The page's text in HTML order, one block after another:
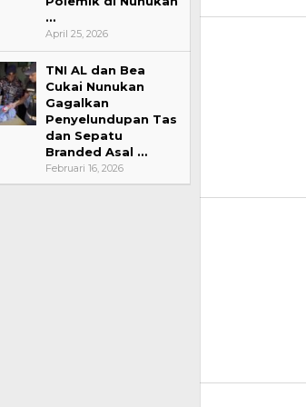
…
April 25, 2026
TNI AL dan Bea
Cukai Nunukan
Gagalkan
Penyelundupan Tas
dan Sepatu
Branded Asal …
Februari 16, 2026